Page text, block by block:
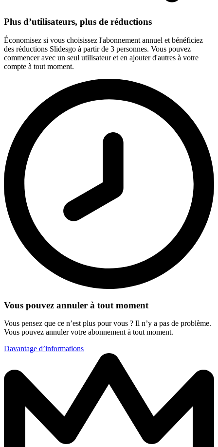
Plus d’utilisateurs, plus de réductions
Économisez si vous choisissez l'abonnement annuel et bénéficiez
des réductions Slidesgo à partir de 3 personnes. Vous pouvez
commencer avec un seul utilisateur et en ajouter d'autres à votre
compte à tout moment.
Vous pouvez annuler à tout moment
Vous pensez que ce n’est plus pour vous ? Il n’y a pas de problème.
Vous pouvez annuler votre abonnement à tout moment.
Davantage d’informations